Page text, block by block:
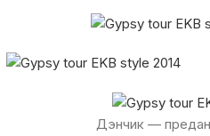
Дэнчик —